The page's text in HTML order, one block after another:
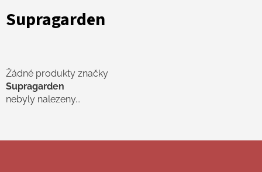
Supragarden
Žádné produkty značky
Supragarden
nebyly nalezeny...